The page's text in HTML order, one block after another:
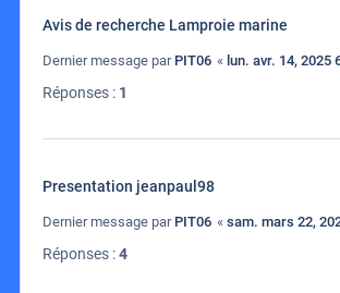
Avis de recherche Lamproie marine
Dernier message par PIT06 « lun. avr. 14, 2025
Réponses : 1
Presentation jeanpaul98
Dernier message par PIT06 « sam. mars 22,
Réponses :4